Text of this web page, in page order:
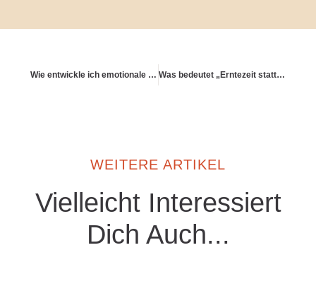
Wie entwickle ich emotionale Stabilität als Anleger:in? Was bedeutet „Erntezeit statt Stillstand“?
WEITERE ARTIKEL
Vielleicht Interessiert
Dich Auch...